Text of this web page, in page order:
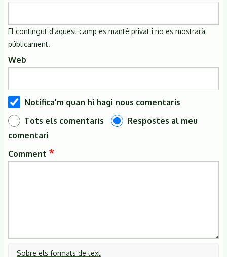
El contingut d'aquest camp es manté privat i no es mostrarà
públicament.
Web
Notifica'm quan hi hagi nous comentaris
Tots els comentaris
Respostes al meu
comentari
Comment
Sobre els formats de text